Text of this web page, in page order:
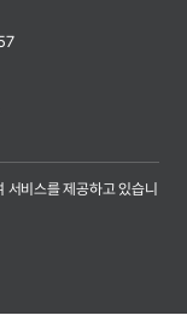
비스를 제공하고 있습니